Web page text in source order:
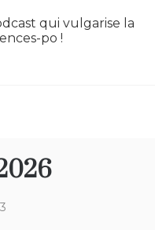
qui vulgarise la
po !